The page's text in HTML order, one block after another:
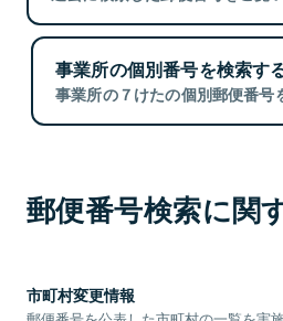
事業所の個別番号を検索す
事業所の７けたの個別郵便番号
郵便番号検索に関
市町村変更情報